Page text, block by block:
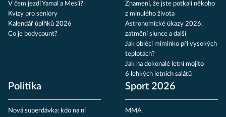
V čem jezdí Yamal a Mesii?
Kvízy pro seniory
Kalendář úplňků 2026
Co je bodycount?
Znamení, že jste potkali někoho
z minulého života
Astronomické úkazy 2026:
zatmění slunce a další
Jak obléci miminko při vysokých
teplotách?
Jak na dokonalé letní mojito
6 lehkých letních salátů
Politika
Nová superdávka: kdo na ní
Sport 2026
MMA